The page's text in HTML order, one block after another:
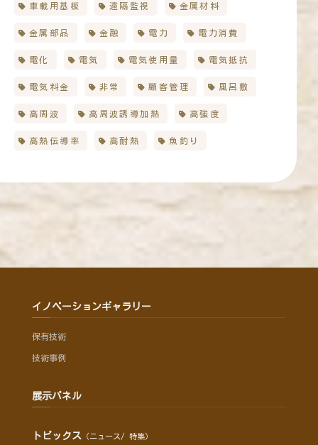
車載用基板 遠隔監視 金属材料
金属部品 金融 電力 電力消費
電化 電気 電気使用量 電気抵抗
電気料金 非常 顧客管理 風呂敷
高周波 高周波誘導加熱 高強度
高熱伝導率 高耐熱 魚釣り
イノベーションギャラリー
保有技術
技術事例
展示パネル
トピックス （ニュース/ 特集）